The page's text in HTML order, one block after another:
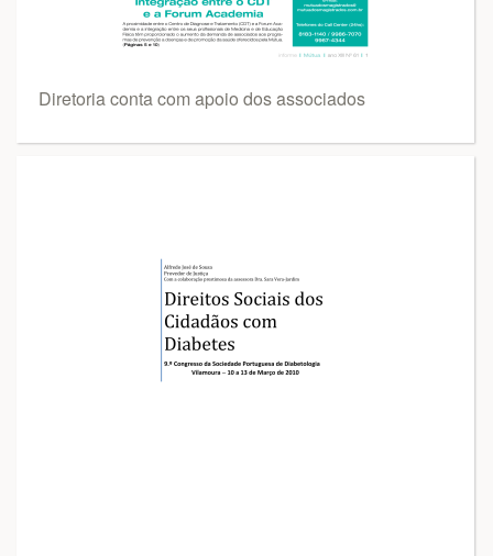
Diretoria conta com apoio dos associados